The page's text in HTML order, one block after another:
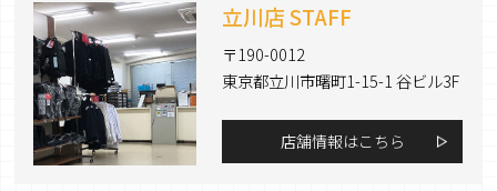
立川店 STAFF
〒190-0012
東京都立川市曙町1-15-1 谷ビル3F
店舗情報はこちら